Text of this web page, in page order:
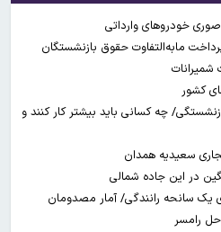
خودروهای وارداتی
مابه‌التفاوت حقوق بازنشستگان
شمیرانات
کشور
چه کسانی باید بیشتر کار کنند و
سعیدیه همدان
در این جاده شمالی
یک سانحه رانندگی/ آمار مصدومان
رامسر